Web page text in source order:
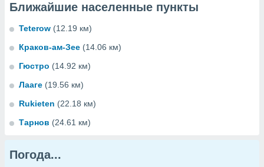
Ближайшие населенные пункты
Teterow (12.19 км)
Краков-ам-Зее (14.06 км)
Гюстро (14.92 км)
Лааге (19.56 км)
Rukieten (22.18 км)
Тарнов (24.61 км)
Погода...